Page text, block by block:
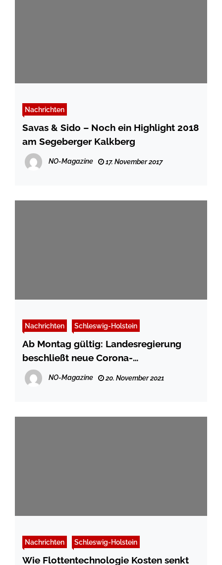
Nachrichten
Savas & Sido – Noch ein Highlight 2018
am Segeberger Kalkberg
NO-Magazine 17. November 2017
Nachrichten Schleswig-Holstein
Ab Montag gültig: Landesregierung
beschließt neue Corona-
Bekämpfungsverordnung
NO-Magazine 20. November 2021
Nachrichten Schleswig-Holstein
Wie Flottentechnologie Kosten senkt